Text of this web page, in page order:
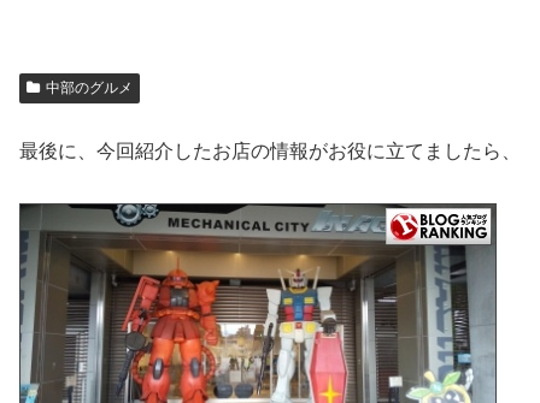
中部のグルメ
最後に、今回紹介したお店の情報がお役に立てましたら、